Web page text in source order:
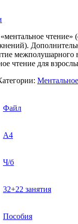
чтение»
межполушарного
чтение для
Файл
А4
Ч/б
32+22 занятия
Пособия